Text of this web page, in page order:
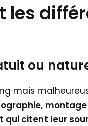
les
ou
mais
qui citent leur